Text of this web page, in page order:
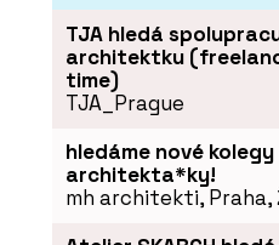
TJA hledá
architektku
time)
TJA_Prague
hledáme nové
architekta*ky!
mh architekti, Praha,